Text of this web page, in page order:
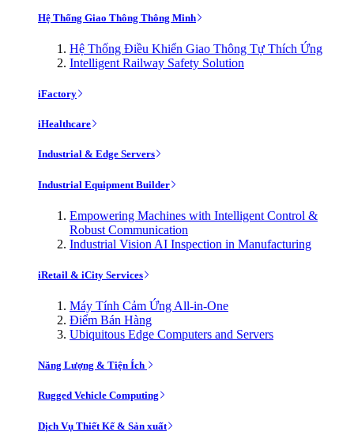
Hệ Thống Giao Thông Thông Minh
Hệ Thống Điều Khiển Giao Thông Tự Thích Ứng
Intelligent Railway Safety Solution
iFactory
iHealthcare
Industrial & Edge Servers
Industrial Equipment Builder
Empowering Machines with Intelligent Control &
Robust Communication
Industrial Vision AI Inspection in Manufacturing
iRetail & iCity Services
Máy Tính Cảm Ứng All-in-One
Điểm Bán Hàng
Ubiquitous Edge Computers and Servers
Năng Lượng & Tiện Ích
Rugged Vehicle Computing
Dịch Vụ Thiết Kế & Sản xuất